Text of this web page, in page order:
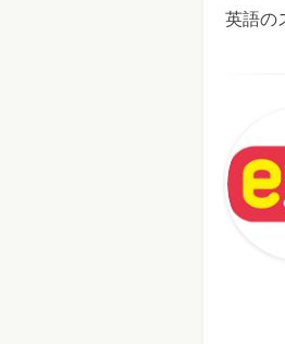
英語の